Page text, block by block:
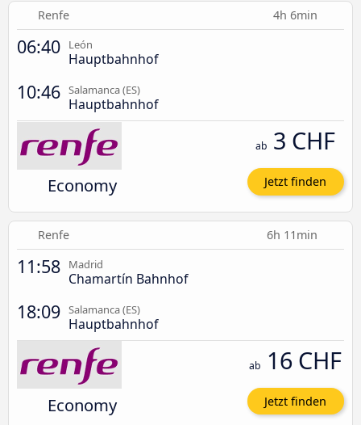
Renfe 4h 6min
06:40 León
Hauptbahnhof
10:46 Salamanca (ES)
Hauptbahnhof
Economy
ab 3 CHF
Jetzt finden
Renfe 6h 11min
11:58 Madrid
Chamartín Bahnhof
18:09 Salamanca (ES)
Hauptbahnhof
Economy
ab 16 CHF
Jetzt finden